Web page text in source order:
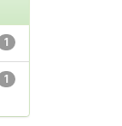
1
1